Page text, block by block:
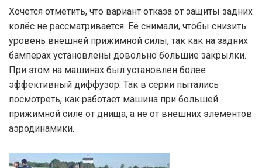
Хочется отметить, что вариант отказа от защиты задних
колёс не рассматривается. Её снимали, чтобы снизить
уровень внешней прижимной силы, так как на задних
бамперах установлены довольно большие закрылки.
При этом на машинах был установлен более
эффективный диффузор. Так в серии пытались
посмотреть, как работает машина при большей
прижимной силе от днища, а не от внешних элементов
аэродинамики.